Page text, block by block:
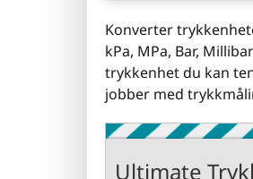
Konverter
kPa, MPa, Bar,
trykkenhet du kan
jobber med
Ultimate